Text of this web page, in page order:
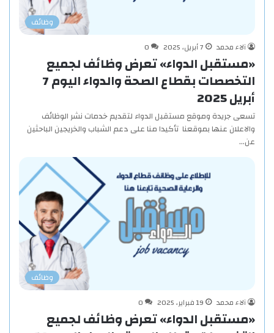
وظائف
آلاء محمد
7 أبريل، 2025 0
«مستقبل الدواء» تعرض وظائف لجميع
التخصصات بقطاع الصحة والدواء اليوم 7
أبريل 2025
تسعى جريدة وموقع مستقبل الدواء لتقديم خدمات نشر الوظائف
والاعلان عنها بموقعنا تأكيدا منا على دعم الشباب والخريجين الباحثين
عن…
وظائف
آلاء محمد
19 فبراير، 2025 0
«مستقبل الدواء» تعرض وظائف لجميع